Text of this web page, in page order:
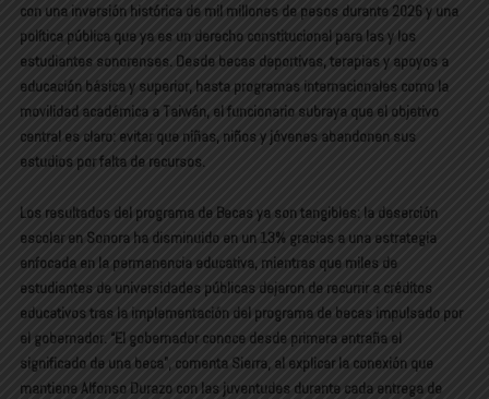
con una inversión histórica de mil millones de pesos durante 2026 y una
política pública que ya es un derecho constitucional para las y los
estudiantes sonorenses. Desde becas deportivas, terapias y apoyos a
educación básica y superior, hasta programas internacionales como la
movilidad académica a Taiwán, el funcionario subraya que el objetivo
central es claro: evitar que niñas, niños y jóvenes abandonen sus
estudios por falta de recursos.
Los resultados del programa de Becas ya son tangibles: la deserción
escolar en Sonora ha disminuido en un 13% gracias a una estrategia
enfocada en la permanencia educativa, mientras que miles de
estudiantes de universidades públicas dejaron de recurrir a créditos
educativos tras la implementación del programa de becas impulsado por
el gobernador. “El gobernador conoce desde primera entraña el
significado de una beca”, comenta Sierra, al explicar la conexión que
mantiene Alfonso Durazo con las juventudes durante cada entrega de